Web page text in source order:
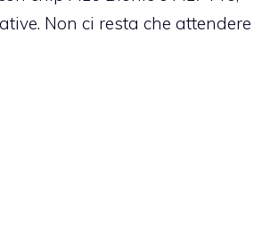
Non ci resta che attendere